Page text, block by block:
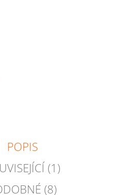
POPIS
(1)
(8)